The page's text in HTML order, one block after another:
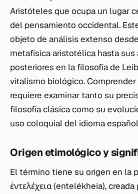
Aristóteles que ocupa un lugar
del pensamiento occidental.
objeto de análisis extenso
metafísica aristotélica hasta sus
posteriores en la filosofía de
vitalismo biológico.
requiere examinar tanto su
filosofía clásica como su
uso coloquial del idioma
Origen etimológico y
El término tiene su origen en la
ἐντελέχεια (entelékheia),